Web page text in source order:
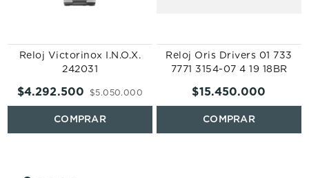
Reloj Victorinox I.N.O.X.
242031
$5.050.000
$4.292.500
Reloj Oris Drivers 01 733
7771 3154-07 4 19 18BR
$15.450.000